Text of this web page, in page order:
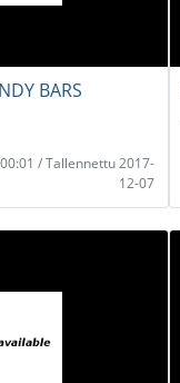
BARS
/ Tallennettu 2017-
12-07